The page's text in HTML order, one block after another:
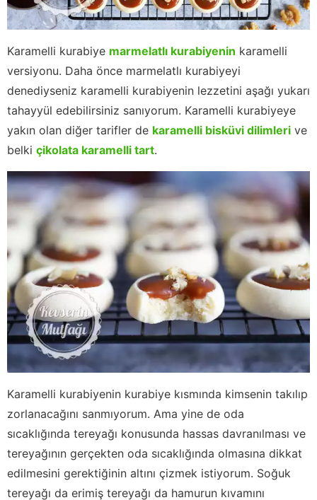
Karamelli kurabiye marmelatlı kurabiyenin karamelli
versiyonu. Daha önce marmelatlı kurabiyeyi
denediyseniz karamelli kurabiyenin lezzetini aşağı yukarı
tahayyül edebilirsiniz sanıyorum. Karamelli kurabiyeye
yakın olan diğer tarifler de karamelli bisküvi dilimleri ve
belki çikolata karamelli tart.
Karamelli kurabiyenin kurabiye kısmında kimsenin takılıp
zorlanacağını sanmıyorum. Ama yine de oda
sıcaklığında tereyağı konusunda hassas davranılması ve
tereyağının gerçekten oda sıcaklığında olmasına dikkat
edilmesini gerektiğinin altını çizmek istiyorum. Soğuk
tereyağı da erimiş tereyağı da hamurun kıvamını